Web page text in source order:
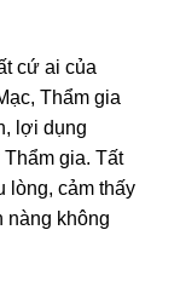
cứ ai của
Thẩm gia
lợi dụng
gia. Tất
lòng, cảm thấy
nàng không